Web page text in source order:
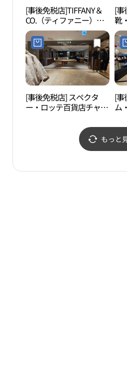
[事後免税店]TIFFANY＆
CO.（ティファニー）・
ロッテ百貨店チャムシル
（蚕室）AVENUEL（ア
ヴェニュエル）店(티파
니앤코 롯데백화점 잠실
에비뉴엘점)
[事
靴
シ
화
[事後免税店] スペクタ
ー・ロッテ百貨店チャム
롯데백화점 잠실점)
[事
ム
스
もっと